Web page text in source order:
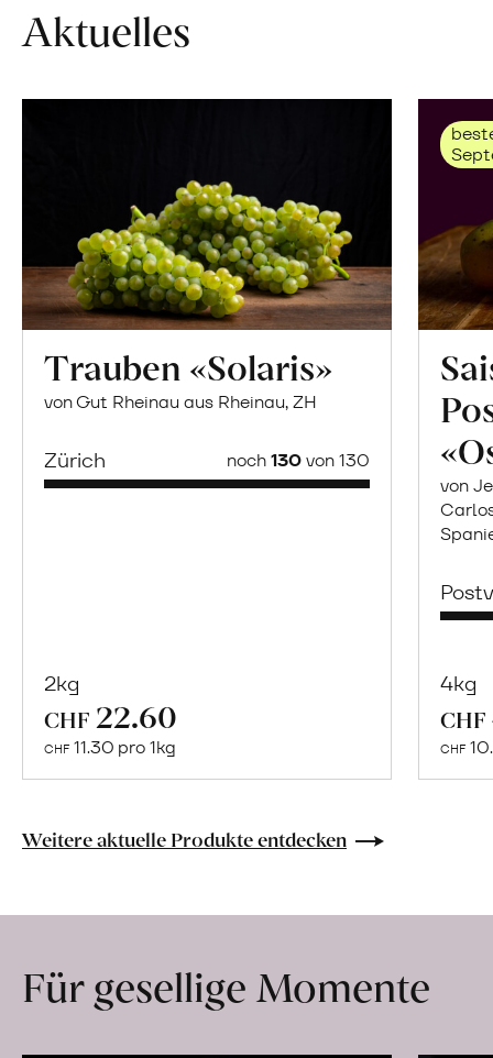
Aktuelles
Trauben «Solaris»
von Gut Rheinau aus Rheinau, ZH
Zürich noch130von 130
2kg
CHF 22.60
CHF 11.30 pro 1kg
Naturbelassene
Lebensmittel
Hof
erfahren
von
4kg
CHF
CHF
Weitere aktuelle Produkte entdecken
Für gesellige Momente